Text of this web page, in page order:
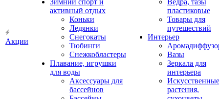
Акции
Зимний спорт и
активный отдых
Коньки
Ледянки
Снегокаты
Тюбинги
Снежкобластеры
Плавание, игрушки
для воды
Аксессуары для
бассейнов
Ведра, тазы
пластиковые
Товары для
путешествий
Интерьер
Вазы
Зеркала для
интерьера
Искусственные
растения,